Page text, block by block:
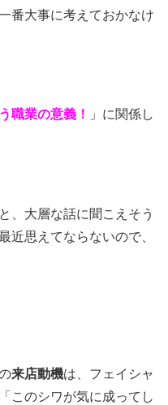
番大事に考えておかなけ
職業の意義！
」に関係し
、大層な話に聞こえそう
近思えてならないので、
来店動機は、フェイシャ
このシワが気に成ってし